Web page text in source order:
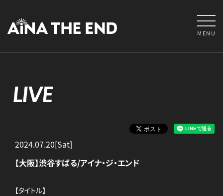
MENU
LIVE
2024.07.20[Sat]
【大阪】渋谷すばる/アイナ・ジ・エンド
【タイトル】